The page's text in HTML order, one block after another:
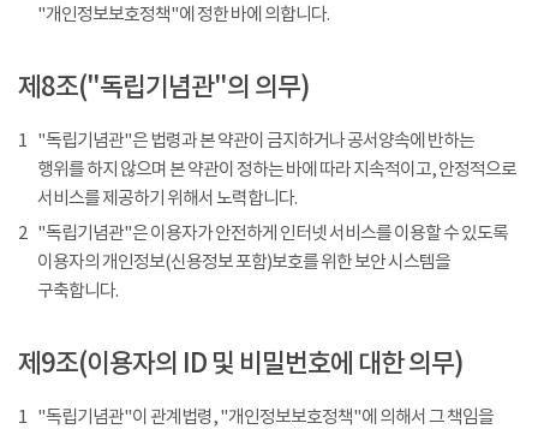
"개인정보보호정책"에 정한 바에 의합니다.
제8조("독립기념관"의 의무)
1 "독립기념관"은 법령과 본 약관이 금지하거나 공서양속에 반하는
행위를 하지 않으며 본 약관이 정하는 바에 따라 지속적이고, 안정적으로
서비스를 제공하기 위해서 노력합니다.
2 "독립기념관"은 이용자가 안전하게 인터넷 서비스를 이용할 수 있도록
이용자의 개인정보(신용정보 포함)보호를 위한 보안 시스템을
구축합니다.
제9조(이용자의 ID 및 비밀번호에 대한 의무)
1 "독립기념관"이 관계법령, "개인정보보호정책"에 의해서 그 책임을